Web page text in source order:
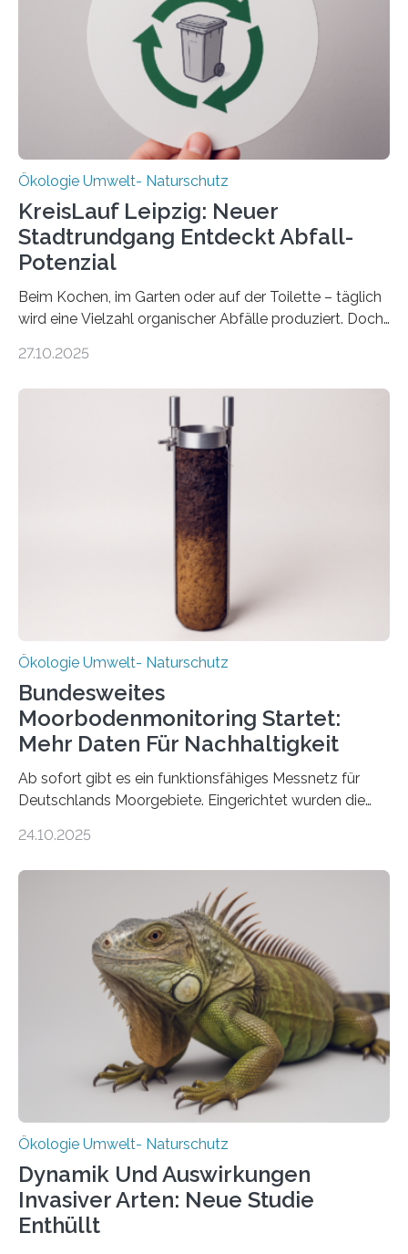
(DFG) fördert das Anfang 2019 gestartete
Forschungsprojekt an der Universität Oldenburg für
zwei weitere Jahre mit rund 1,2 Millionen Euro. „Wir
freuen uns sehr über…
Ökologie Umwelt- Naturschutz
KreisLauf Leipzig: Neuer
Stadtrundgang Entdeckt Abfall-
Potenzial
Beim Kochen, im Garten oder auf der Toilette – täglich
wird eine Vielzahl organischer Abfälle produziert. Doch
Potenzial nur dann entfalten können, wenn sie in
Veränderung der Wirtschaft wichtig ist, zeigt der vom
Deutschen Biomasseforschungszentrum und der
Stadtreinigung Leipzig konzipierte und am 24. Oktober
2025 offiziell eingeweihte Stadtrundgang „KreisLauf“. Er
ist ab sofort im Leipziger Stadtgebiet…
27.10.2025
Ökologie Umwelt- Naturschutz
Bundesweites
Moorbodenmonitoring Startet:
Mehr Daten Für Nachhaltigkeit
Ab sofort gibt es ein funktionsfähiges Messnetz für
Deutschlands Moorgebiete. Eingerichtet wurden die
vergangenen fünf Jahren von Wissenschaftlerinnen
heutigen Donnerstag übergeben sie ihren Bericht zur
Aufbauphase an den Auftraggeber, das
Bundesministerium für Landwirtschaft, Ernährung und
Heimat. Braunschweig/Eberswalde (23. Oktober 2025).
Ein Netz aus 155 Messstationen spannt sich neuerdings
über Deutschlands Moorböden. Eingerichtet wurden sie
in den vergangenen fünf Jahren von
Wissenschaftlerinnen und Wissenschaftlern des
Thünen-Instituts für Agrarklimaschutz…
24.10.2025
Ökologie Umwelt- Naturschutz
Dynamik Und Auswirkungen
Invasiver Arten: Neue Studie
Enthüllt